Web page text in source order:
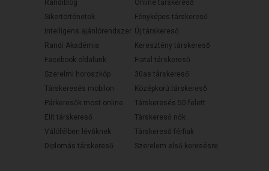
Randiblog
Sikertörténetek
Intelligens ajánlórendszer
Randi Akadémia
Facebook oldalunk
Szerelmi horoszkóp
Társkeresés mobilon
Párkeresők most online
Elit társkereső
Válófélben lévőknek
Diplomás társkereső
Online társkereső
Fényképes társkereső
Új társkereső
Keresztény társkereső
Fiatal társkereső
30as társkereső
Középkorú társkereső
Társkeresés 50 felett
Társkereső nők
Társkereső férfiak
Szerelem első keresésre